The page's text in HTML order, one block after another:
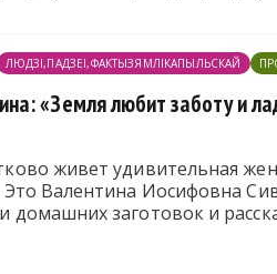
ЛЮДЗІ,ПАДЗЕІ,ФАКТЫЗЯМЛІКАПЫЛЬСКАЙ
«Земля любит заботу и
живет удивительная
Это Валентина Иосифовна
домашних заготовок и